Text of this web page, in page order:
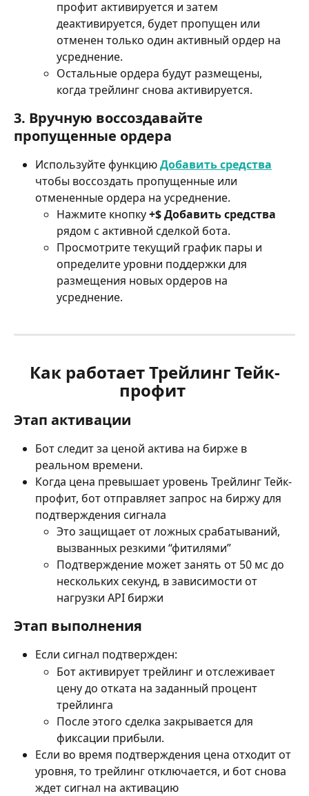
профит активируется и затем
деактивируется, будет пропущен или
отменен только один активный ордер на
усреднение.
Остальные ордера будут размещены,
когда трейлинг снова активируется.
3. Вручную воссоздавайте
пропущенные ордера
Используйте функцию Добавить средства
чтобы воссоздать пропущенные или
отмененные ордера на усреднение.
Нажмите кнопку +$ Добавить средства
рядом с активной сделкой бота.
Просмотрите текущий график пары и
определите уровни поддержки для
размещения новых ордеров на
усреднение.
Как работает Трейлинг Тейк-
профит
Этап активации
Бот следит за ценой актива на бирже в
реальном времени.
Когда цена превышает уровень Трейлинг Тейк-
профит, бот отправляет запрос на биржу для
подтверждения сигнала
Это защищает от ложных срабатываний,
вызванных резкими “фитилями”
Подтверждение может занять от 50 мс до
нескольких секунд, в зависимости от
нагрузки API биржи
Этап выполнения
Если сигнал подтвержден:
Бот активирует трейлинг и отслеживает
цену до отката на заданный процент
трейлинга
После этого сделка закрывается для
фиксации прибыли.
Если во время подтверждения цена отходит от
уровня, то трейлинг отключается, и бот снова
ждет сигнал на активацию